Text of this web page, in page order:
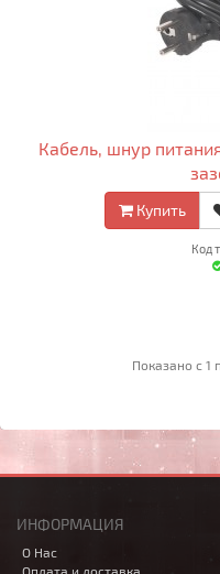
Кабель, шнур
Купить
Код
Показано с 1
ИНФОРМАЦИЯ
О Нас
Оплата и доставка